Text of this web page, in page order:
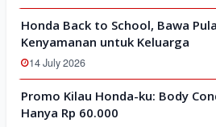
Honda Back to School, Bawa
Kenyamanan untuk Keluarga
14 July 2026
Promo Kilau Honda-ku: Body
Hanya Rp 60.000